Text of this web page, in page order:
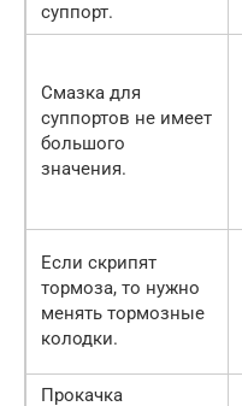
суппорт.
Смазка для
суппортов не имеет
большого
значения.
Если скрипят
тормоза, то нужно
менять тормозные
колодки.
Прокачка